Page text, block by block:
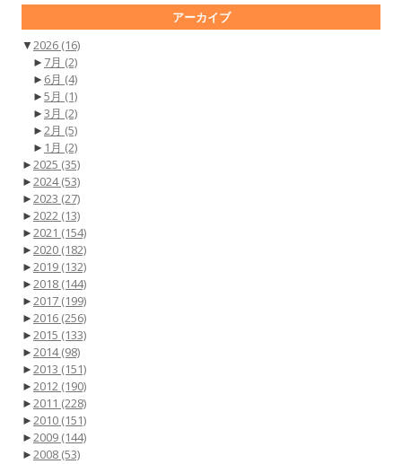
アーカイブ
▼2026 (16)
► 7月 (2)
► 6月 (4)
►5月 (1)
►3月 (2)
►2月 (5)
► 1月 (2)
►2025 (35)
►2024(53)
►2023 (27)
►2022 (13)
►2021 (154)
►2020 (182)
►2019 (132)
►2018 (144)
►2017 (199)
►2016 (256)
►2015 (133)
►2014(98)
►2013 (151)
►2012 (190)
►2011 (228)
►2010 (151)
►2009 (144)
►2008 (53)